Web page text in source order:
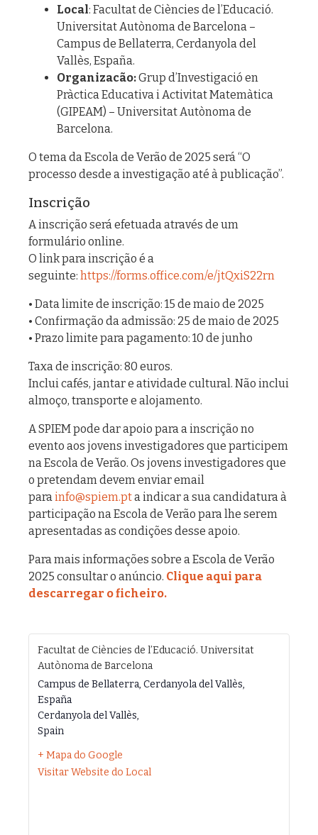
Local: Facultat de Ciències de l’Educació.
Universitat Autònoma de Barcelona –
Campus de Bellaterra, Cerdanyola del
Vallès, España.
Organizacão:Grup d’Investigació en
Pràctica Educativa i Activitat Matemàtica
(GIPEAM) – Universitat Autònoma de
Barcelona.
O tema da Escola de Verão de 2025 será “O
processo desde a investigação até à publicação”.
Inscrição
A inscrição será efetuada através de um
formulário online.
O link para inscrição é a
seguinte: https://forms.office.com/e/jtQxiS22rn
• Data limite de inscrição: 15 de maio de 2025
• Confirmação da admissão: 25 de maio de 2025
• Prazo limite para pagamento: 10 de junho
Taxa de inscrição: 80 euros.
Inclui cafés, jantar e atividade cultural. Não inclui
almoço, transporte e alojamento.
A SPIEM pode dar apoio para a inscrição no
evento aos jovens investigadores que participem
na Escola de Verão. Os jovens investigadores que
o pretendam devem enviar email
para info@spiem.pta indicar a sua candidatura à
participação na Escola de Verão para lhe serem
apresentadas as condições desse apoio.
Para mais informações sobre a Escola de Verão
2025 consultar o anúncio. Clique aqui para
descarregar o ficheiro.
Facultat de Ciències de l’Educació. Universitat
Autònoma de Barcelona
Campus de Bellaterra, Cerdanyola del Vallès,
España
Cerdanyola del Vallès,
Spain
+ Mapa do Google
Visitar Website do Local